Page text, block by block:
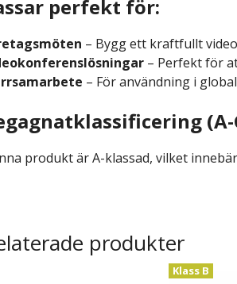
perfekt för:
– Bygg ett kraftfullt
– Perfekt för
– För användning i
(A-
produkt är A-klassad, vilket
produkter
Klass B